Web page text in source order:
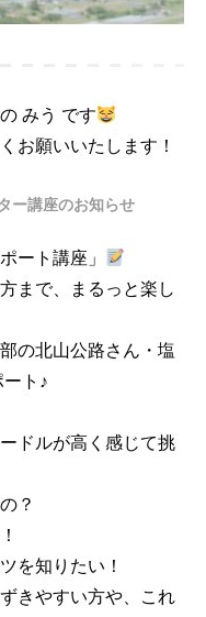
みう です
お願いいたします！
ー講座のお知らせ
ート講座」
まで、まるっと楽し
の北山公路さん・塩
ト♪
ドルが高く感じて挑
？
を知りたい！
きやすい方や、これ